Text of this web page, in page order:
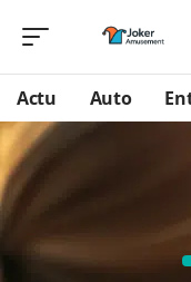
Actu Auto